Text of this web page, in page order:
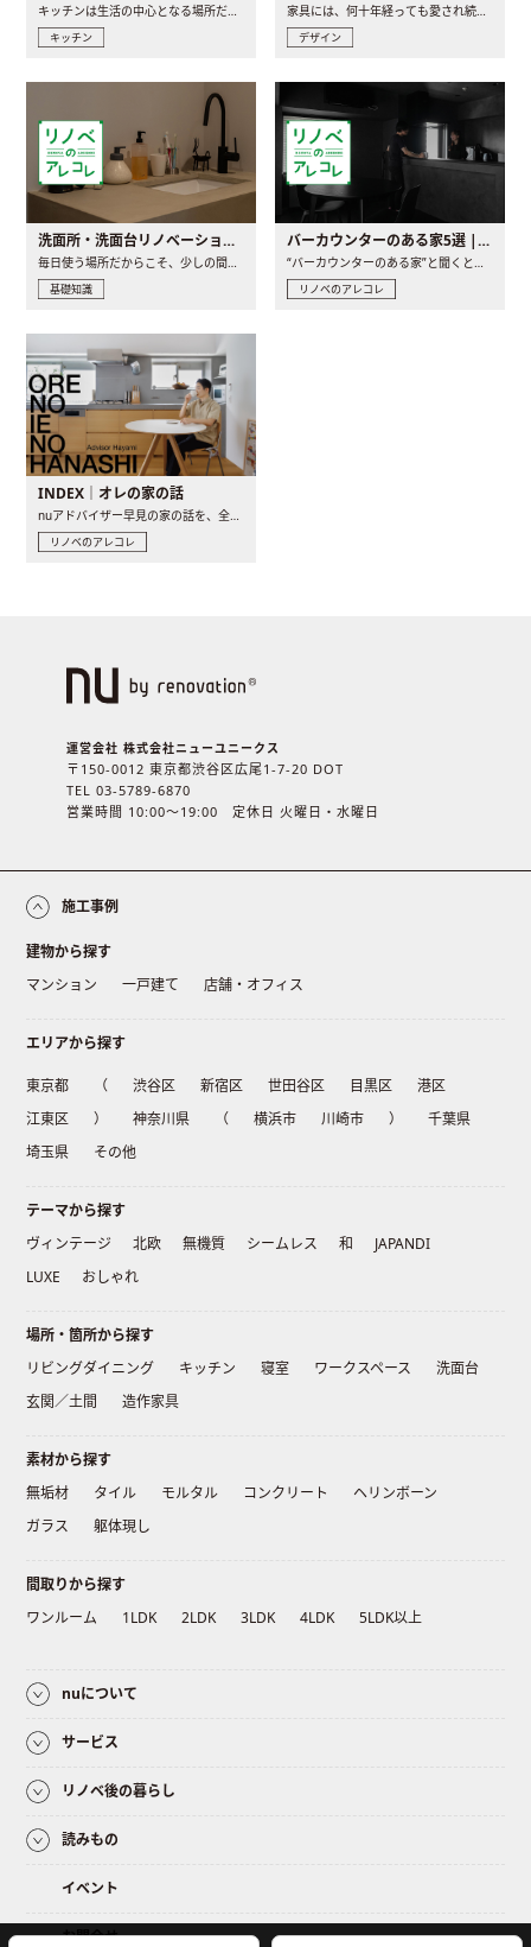
キッチンは生活の中心となる場所だからこそ、家の中のどこに置..
キッチン
家具には、何十年経っても愛され続ける「名作」と呼ばれるもの..
デザイン
洗面所・洗面台リノベーションの事例と間取りアイデア
毎日使う場所だからこそ、少しの間取りの工夫や素材の選び方で..
基礎知識
バーカウンターのある家5選 | 日常に馴染む“距離の近い”キッチンとは
“バーカウンターのある家”と聞くと、少し特別な、大人のための..
リノベのアレコレ
INDEX｜オレの家の話
nuアドバイザー早見の家の話を、全4話でお届け。リノベーションを..
リノベのアレコレ
運営会社 株式会社ニューユニークス
〒150-0012 東京都渋谷区広尾1-7-20 DOT
TEL 03-5789-6870
営業時間 10:00〜19:00 定休日 火曜日・水曜日
施工事例
建物から探す
マンション
一戸建て 店舗・オフィス
エリアから探す
東京都 （ 渋谷区 新宿区 世田谷区 目黒区
港区
江東区
） 神奈川県 （ 横浜市 川崎市 ）
千葉県
埼玉県
その他
テーマから探す
ヴィンテージ
北欧 無機質 シームレス 和
JAPANDI
LUXE
おしゃれ
場所・箇所から探す
リビングダイニング
キッチン 寝室 ワークスペース
洗面台
玄関／土間
造作家具
素材から探す
無垢材
タイル モルタル コンクリート
ヘリンボーン
ガラス
躯体現し
間取りから探す
ワンルーム
1LDK 2LDK 3LDK 4LDK 5LDK以上
nuについて
サービス
リノベ後の暮らし
読みもの
イベント
お問合せ